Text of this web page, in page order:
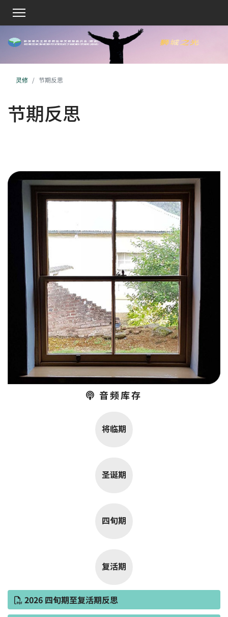
灵修 节期反思
节期反思
音频库存
将临期
圣诞期
四旬期
复活期
2026 四旬期至复活期反思